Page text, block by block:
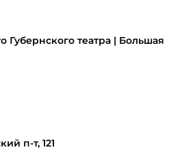
Губернского театра | Большая
п-т, 121